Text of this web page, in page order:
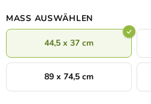
MASS AUSWÄHLEN
44,5 x 37 cm
89 x 74,5 cm